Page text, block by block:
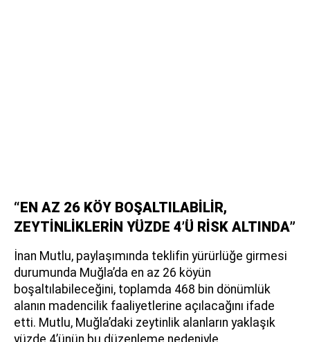
“EN AZ 26 KÖY BOŞALTILABİLİR,
ZEYTİNLİKLERİN YÜZDE 4’Ü RİSK ALTINDA”
İnan Mutlu, paylaşımında teklifin yürürlüğe girmesi
durumunda Muğla’da en az 26 köyün
boşaltılabileceğini, toplamda 468 bin dönümlük
alanın madencilik faaliyetlerine açılacağını ifade
etti. Mutlu, Muğla’daki zeytinlik alanların yaklaşık
yüzde 4’ünün bu düzenleme nedeniyle